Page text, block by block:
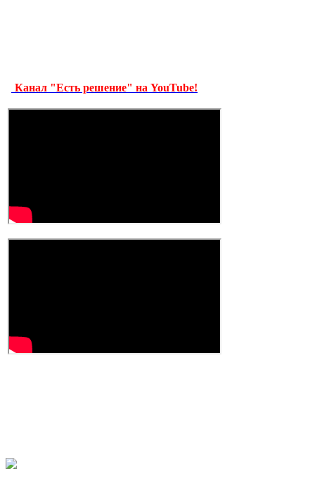
Канал "Есть решение" на YouTube!